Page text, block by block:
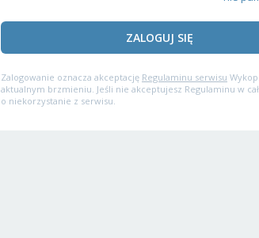
ZALOGUJ SIĘ
Zalogowanie oznacza akceptację Regulaminu serwisu
aktualnym brzmieniu. Jeśli nie akceptujesz Regulaminu w
o niekorzystanie z serwisu.